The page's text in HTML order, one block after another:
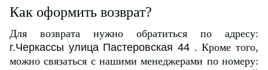
Как оформить возврат?
Для возврата нужно обратиться по адресу:
г.Черкассы улица Пастеровская 44 . Кроме того,
можно связаться с нашими менеджерами по номеру: